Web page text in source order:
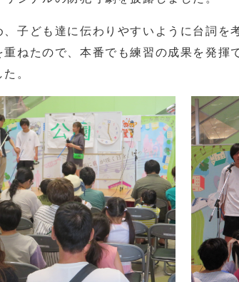
子ども達に伝わりやすいように台詞を
重ねたので、本番でも練習の成果を発
。